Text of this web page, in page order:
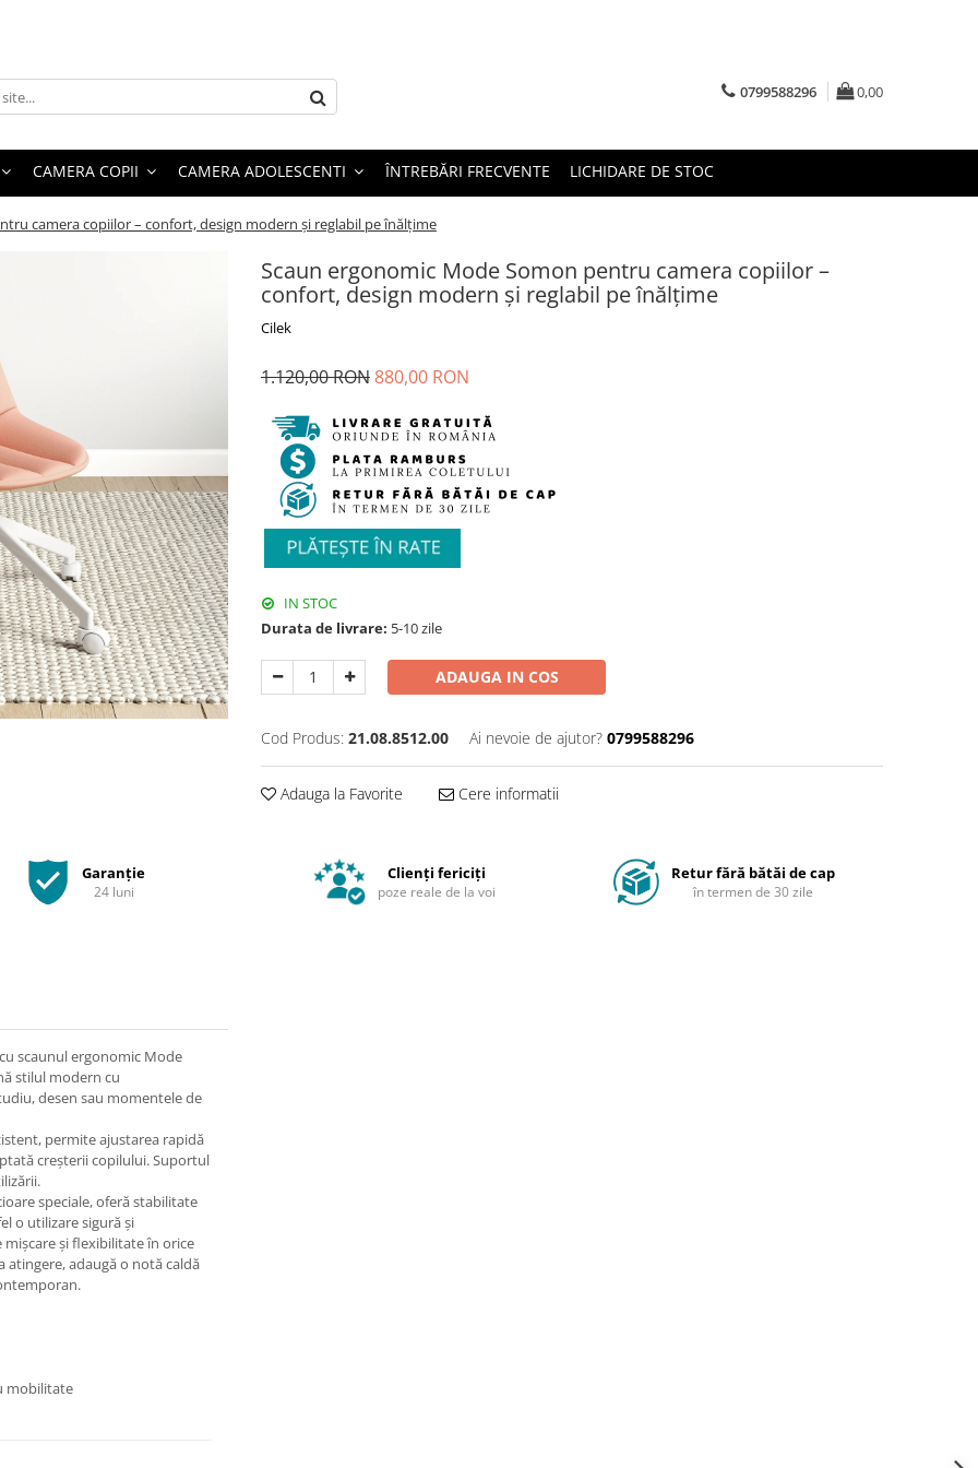
0799588296 0,00
CAMERA COPII CAMERA ADOLESCENTI ÎNTREBĂRI FRECVENTE LICHIDARE DE STOC
camera copiilor – confort, design modern și reglabil pe înălțime
Scaun ergonomic Mode Somon pentru camera copiilor –
confort, design modern și reglabil pe înălțime
Cilek
1.120,00 RON880,00 RON
IN STOC
Durata de livrare: 5-10 zile
ADAUGA IN COS
Cod Produs: 21.08.8512.00 Ai nevoie de ajutor? 0799588296
Adauga la Favorite Cere informatii
Garanție
24 luni
Clienți fericiți
poze reale de la voi
Retur fără bătăi de cap
în termen de 30 zile
scaunul ergonomic Mode
stilul modern cu
desen sau momentele de
permite ajustarea rapidă
creșterii copilului. Suportul
speciale, oferă stabilitate
o utilizare sigură și
și flexibilitate în orice
atingere, adaugă o notă caldă
mobilitate